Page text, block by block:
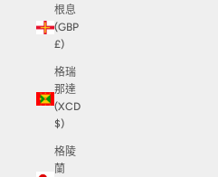
根息
(GBP
£)
格瑞
那達
(XCD
$)
格陵
蘭